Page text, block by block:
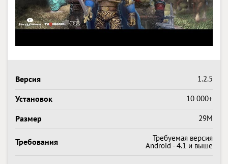
Версия 1.2.5
Установок 10 000+
Размер 29M
Требования Требуемая версия
Android - 4.1 и выше